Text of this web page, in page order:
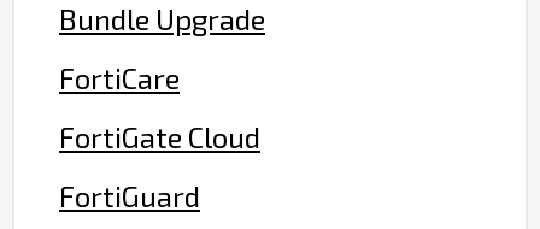
Bundle Upgrade
FortiCare
FortiGate Cloud
FortiGuard